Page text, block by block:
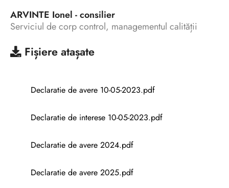
ARVINTE Ionel - consilier
Serviciul de corp control, managementul calității
Fișiere atașate
Declaratie de avere 10-05-2023.pdf
Declaratie de interese 10-05-2023.pdf
Declaratie de avere 2024.pdf
Declaratie de avere 2025.pdf